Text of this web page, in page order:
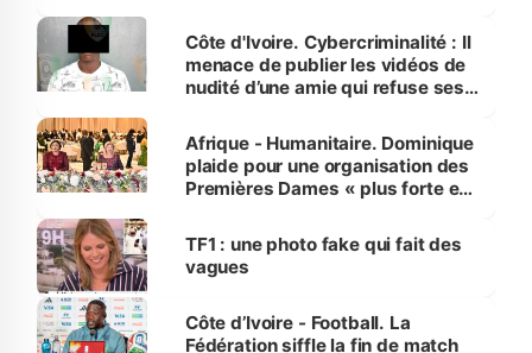
des Transports
Côte d'Ivoire. Cybercriminalité : Il
menace de publier les vidéos de
nudité d’une amie qui refuse ses
Afrique - Humanitaire. Dominique
plaide pour une organisation des
Premières Dames « plus forte et
sur la scène internationale »
TF1 : une photo fake qui fait des
vagues
Côte d’Ivoire - Football. La
Fédération siffle la fin de match